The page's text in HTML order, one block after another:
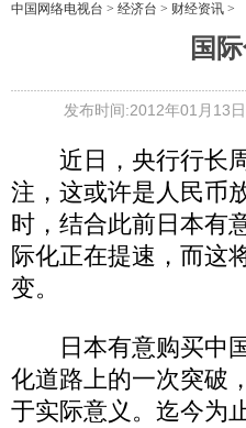
中国网络电视台 > 经济台 > 财经资讯 >
国
发布时间:2012年01月13
近日，央行行长周
注，这或许是人民币
时，结合此前日本有
际化正在提速，而这
变。
日本有意购买中国
化道路上的一次突破
于实际意义。迄今为